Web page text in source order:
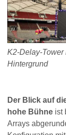
K2-Delay-Tower
Hintergrund
Der Blick auf
hohe Bühne ist
Arrays